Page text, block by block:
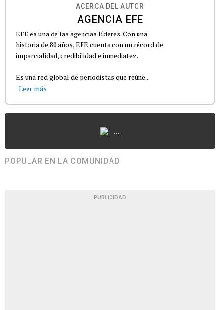
ACERCA DEL AUTOR
AGENCIA EFE
EFE es una de las agencias líderes. Con una
historia de 80 años, EFE cuenta con un récord de
imparcialidad, credibilidad e inmediatez.
Es una red global de periodistas que reúne...
Leer más
...
POPULAR EN LA COMUNIDAD
PUBLICIDAD